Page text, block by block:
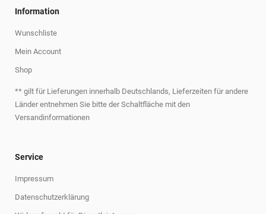
Information
Wunschliste
Mein Account
Shop
** gilt für Lieferungen innerhalb Deutschlands, Lieferzeiten für andere
Länder entnehmen Sie bitte der Schaltfläche mit den
Versandinformationen
Service
Impressum
Datenschutzerklärung